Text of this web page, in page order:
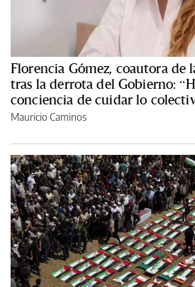
Florencia Gómez, coautora de
tras la derrota del Gobierno:
conciencia de cuidar lo
Mauricio Caminos